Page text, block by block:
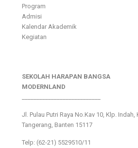
Program
Admisi
Kalendar Akademik
Kegiatan
SEKOLAH HARAPAN BANGSA
MODERNLAND
Jl. Pulau Putri Raya No.Kav 10, Klp.
Tangerang, Banten 15117
Telp: (62-21) 5529510/11